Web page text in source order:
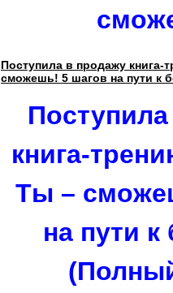
Поступила в продажу книга-
сможешь! 5 шагов на пути к
книга-
Ты –
на пути к